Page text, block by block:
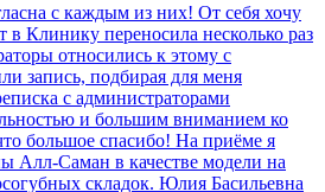
с каждым из них! От себя хочу
в Клинику переносила несколько раз
относились к этому с
запись, подбирая для меня
с администраторами
и большим вниманием ко
большое спасибо! На приёме я
Алл-Саман в качестве модели на
складок. Юлия Басильевна